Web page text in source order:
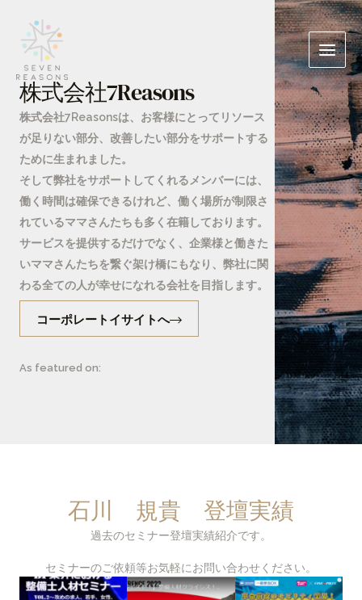
Main
Menu
株式会社7Reasons
株式会社7Reasonsは、お客様にとってリソース
が足りない部分、改善したい部分をサポートする
ために生まれました。
そして弊社をサポートしてくれるメンバーには、
働く時間は確保できるけれど、働く場所が制限さ
れているママさんたちも多く在籍しております。
サービスを提供するだけでなく、企業様と働きた
いママさんたちを繋ぐ架け橋にもなり、弊社に関
わる全ての人が幸せになれる会社を目指します。
コーポレートイサイトへ
As featured on:
石川 規貴 登壇実績
過去のセミナー登壇実績紹介です。
セミナーのご依頼等お気軽にお問い合わせください。